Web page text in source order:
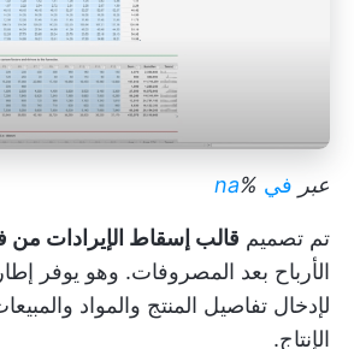
عبر في %
na
تم تصميم قالب إسقاط الإيرادات من
الأرباح بعد المصروفات. وهو يوفر
لإدخال تفاصيل المنتج والمواد
الإنتاج.